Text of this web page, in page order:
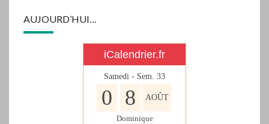
AUJOURD’HUI…
iCalendrier.fr
Samedi - Sem. 33
0 8 AOÛT
Dominique